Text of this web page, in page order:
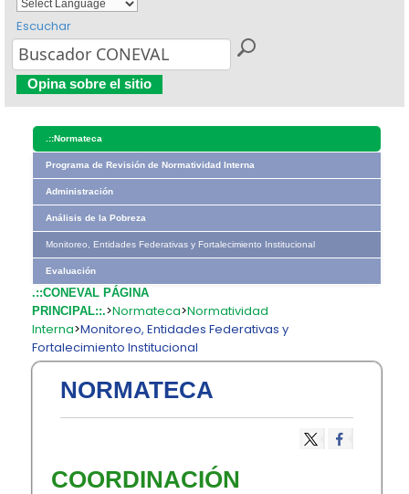
Powered by
Escuchar
Opina sobre el sitio
.::Normateca
Programa de Revisión de Normatividad Interna
Administración
Análisis de la Pobreza
Monitoreo, Entidades Federativas y Fortalecimiento Institucional
Evaluación
.::CONEVAL PÁGINA
PRINCIPAL::.>Normateca>Normatividad
Interna>Monitoreo, Entidades Federativas y
Fortalecimiento Institucional
NORMATECA
COORDINACIÓN